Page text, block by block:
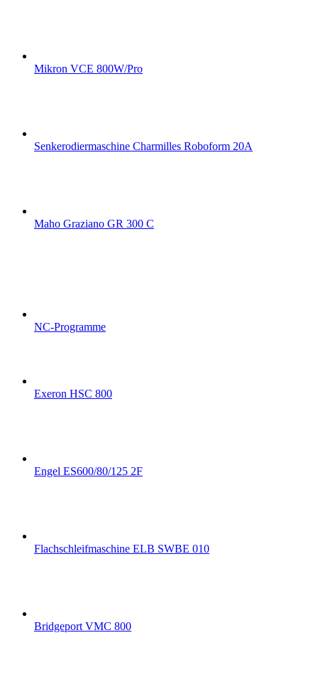
Mikron VCE 800W/Pro
Senkerodiermaschine Charmilles Roboform 20A
Maho Graziano GR 300 C
NC-Programme
Exeron HSC 800
Engel ES600/80/125 2F
Flachschleifmaschine ELB SWBE 010
Bridgeport VMC 800